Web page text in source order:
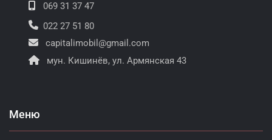
069 31 37 47
022 27 51 80
capitalimobil@gmail.com
мун. Кишинёв, ул. Армянская 43
Меню